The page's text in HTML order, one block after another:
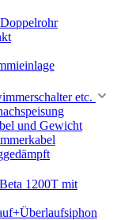
etc.
und Gewicht
1200T mit